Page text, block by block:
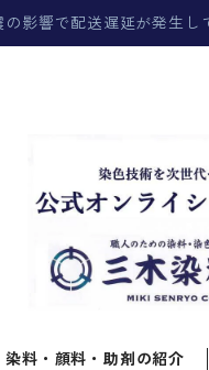
の影響で配送遅延が発生し
染料・顔料・助剤の紹介